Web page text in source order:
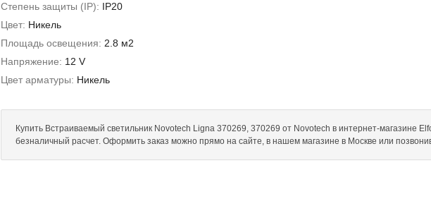
Степень защиты (IP): IP20
Цвет: Никель
Площадь освещения: 2.8 м2
Напряжение: 12 V
Цвет арматуры: Никель
Купить Встраиваемый светильник Novotech Ligna 370269, 370269 от Novotech в интернет-магазине
безналичный расчет. Оформить заказ можно прямо на сайте, в нашем магазине в Москве или